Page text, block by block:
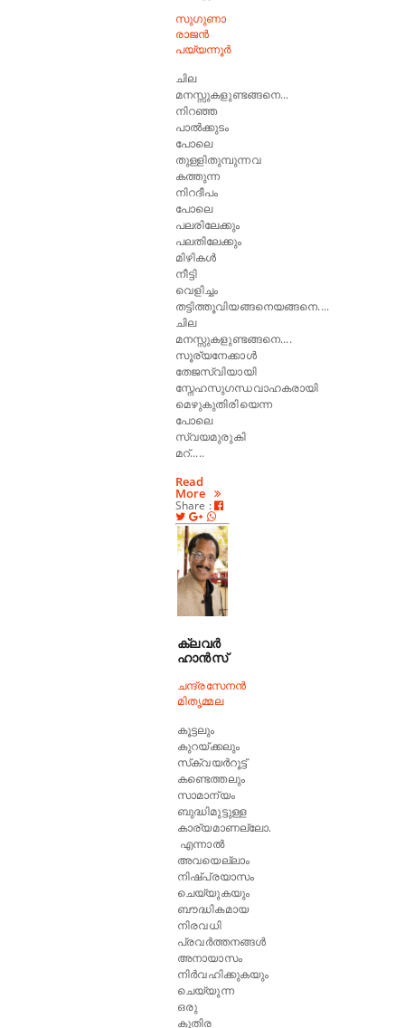
സുഗുണാ
രാജൻ
പയ്യന്നൂർ
ചില
മനസ്സുകളുണ്ടങ്ങനെ...
നിറഞ്ഞ
പാൽക്കുടം
പോലെ
തുള്ളിതുമ്പുന്നവ
കത്തുന്ന
നിറദീപം
പോലെ
പലരിലേക്കും
പലതിലേക്കും
മിഴികൾ
നീട്ടി
വെളിച്ചം
തട്ടിത്തൂവിയങ്ങനെയങ്ങനെ....
ചില
മനസ്സുകളുണ്ടങ്ങനെ....
സൂര്യനേക്കാൾ
തേജസ്വിയായി
സ്നേഹസുഗന്ധവാഹകരായി
മെഴുകുതിരിയെന്ന
പോലെ
സ്വയമുരുകി
മറ്.....
Read
More
Share :
ക്ലവര്‍
ഹാന്‍സ്
ചന്ദ്രസേനൻ
മിതൃമ്മല
കൂട്ടലും
കുറയ്ക്കലും
സ്‌ക്വയര്‍റൂട്ട്
കണ്ടെത്തലും
സാമാന്യം
ബുദ്ധിമുട്ടുള്ള
കാര്യമാണല്ലോ.
എന്നാല്‍
അവയെല്ലാം
നിഷ്പ്രയാസം
ചെയ്യുകയും
ബൗദ്ധികമായ
നിരവധി
പ്രവര്‍ത്തനങ്ങള്‍
അനായാസം
നിര്‍വഹിക്കുകയും
ചെയ്യുന്ന
ഒരു
കുതിര